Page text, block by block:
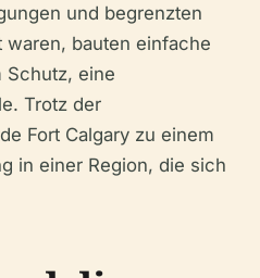
und begrenzten
bauten einfache
Schutz, eine
Trotz der
Fort Calgary zu einem
in einer Region, die sich